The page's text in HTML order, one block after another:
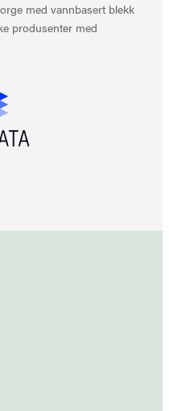
med vannbasert blekk
produsenter med